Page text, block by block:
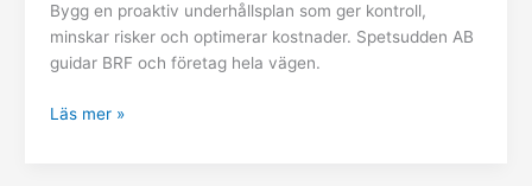
Bygg en proaktiv underhållsplan som ger kontroll,
minskar risker och optimerar kostnader. Spetsudden AB
guidar BRF och företag hela vägen.
Läs mer »